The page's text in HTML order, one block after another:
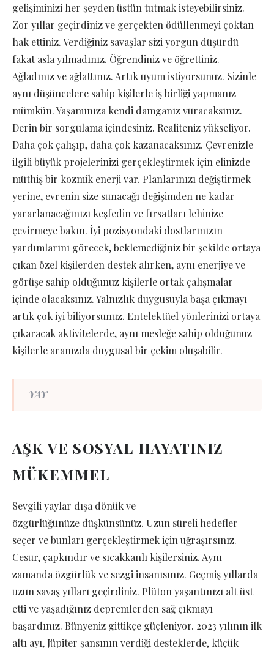
gelişiminizi her şeyden üstün tutmak isteyebilirsiniz.
Zor yıllar geçirdiniz ve gerçekten ödüllenmeyi çoktan
hak ettiniz. Verdiğiniz savaşlar sizi yorgun düşürdü
fakat asla yılmadınız. Öğrendiniz ve öğrettiniz.
Ağladınız ve ağlattınız. Artık uyum istiyorsunuz. Sizinle
aynı düşüncelere sahip kişilerle iş birliği yapmanız
mümkün. Yaşamınıza kendi damganız vuracaksınız.
Derin bir sorgulama içindesiniz. Realiteniz yükseliyor.
Daha çok çalışıp, daha çok kazanacaksınız. Çevrenizle
ilgili büyük projelerinizi gerçekleştirmek için elinizde
müthiş bir kozmik enerji var. Planlarınızı değiştirmek
yerine, evrenin size sunacağı değişimden ne kadar
yararlanacağınızı keşfedin ve fırsatları lehinize
çevirmeye bakın. İyi pozisyondaki dostlarınızın
yardımlarını görecek, beklemediğiniz bir şekilde ortaya
çıkan özel kişilerden destek alırken, aynı enerjiye ve
görüşe sahip olduğunuz kişilerle ortak çalışmalar
içinde olacaksınız. Yalnızlık duygusuyla başa çıkmayı
artık çok iyi biliyorsunuz. Entelektüel yönlerinizi ortaya
çıkaracak aktivitelerde, aynı mesleğe sahip olduğunuz
kişilerle aranızda duygusal bir çekim oluşabilir.
YAY
AŞK VE SOSYAL HAYATINIZ
MÜKEMMEL
Sevgili yaylar dışa dönük ve
özgürlüğünüze düşkünsünüz. Uzun süreli hedefler
seçer ve bunları gerçekleştirmek için uğraşırsınız.
Cesur, çapkındır ve sıcakkanlı kişilersiniz. Aynı
zamanda özgürlük ve sezgi insanısınız. Geçmiş yıllarda
uzun savaş yılları geçirdiniz. Plüton yaşantınızı alt üst
etti ve yaşadığınız depremlerden sağ çıkmayı
başardınız. Bünyeniz gittikçe güçleniyor. 2023 yılının ilk
altı ayı, Jüpiter şansının verdiği desteklerde, küçük